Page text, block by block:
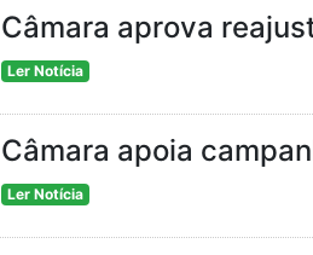
Câmara aprova
Ler Notícia
Câmara apoia
Ler Notícia